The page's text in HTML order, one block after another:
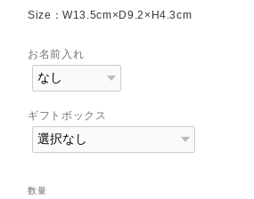
Size：W13.5cm×D9.2×H4.3cm
お名前入れ
ギフトボックス
数量